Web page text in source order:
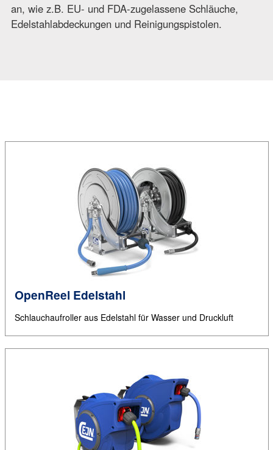
an, wie z.B. EU- und FDA-zugelassene Schläuche,
Edelstahlabdeckungen und Reinigungspistolen.
OpenReel Edelstahl
Schlauchaufroller aus Edelstahl für Wasser und Druckluft